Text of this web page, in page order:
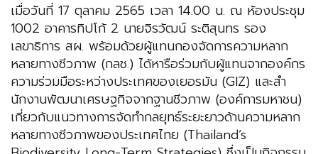
เมื่อวันที่ 17 ตุลาคม 2565 เวลา 14.00 น. ณ ห้องประชุม
1002 อาคารทิปโก้ 2 นายจิรวัฒน์ ระติสุนทร รอง
เลขาธิการ สผ. พร้อมด้วยผู้แทนกองจัดการความหลาก
หลายทางชีวภาพ (กลช.) ได้หารือร่วมกับผู้แทนจากองค์กร
ความร่วมมือระหว่างประเทศของเยอรมัน (GIZ) และสํา
นักงานพัฒนาเศรษฐกิจจากฐานชีวภาพ (องค์การมหาชน)
เกี่ยวกับแนวทางการจัดทำกลยุทธ์ระยะยาวด้านความหลาก
หลายทางชีวภาพของประเทศไทย (Thailand’s